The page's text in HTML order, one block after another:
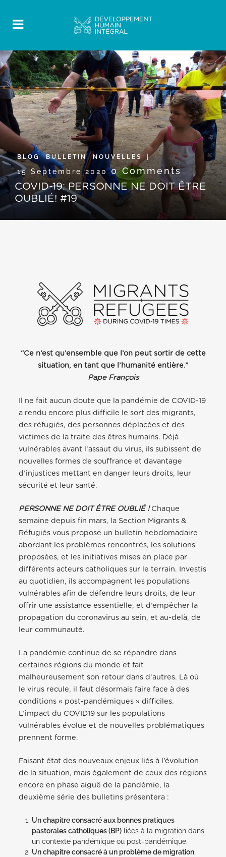
BLOG,BULLETIN,NOUVELLES
15 Septembre 20200 Comments
COVID-19: PERSONNE NE DOIT ÊTRE
OUBLIÉ! #19
“Ce n’est qu’ensemble que l’on peut sortir de cette
situation, en tant que l’humanité entière.”
Pape François
Il ne fait aucun doute que la pandémie de COVID-19
a rendu encore plus difficile le sort des migrants,
des réfugiés, des personnes déplacées et des
victimes de la traite des êtres humains. Déjà
vulnérables avant l’assaut du virus, ils subissent de
nouvelles formes de souffrance et davantage
d’injustices mettant en danger leurs droits, leur
sécurité et leur santé.
PERSONNE NE DOIT ÊTRE OUBLIÉ !Chaque
semaine depuis fin mars, la Section Migrants &
Réfugiés vous propose un bulletin hebdomadaire
abordant les problèmes rencontrés, les solutions
proposées, et les initiatives mises en place par
différents acteurs catholiques sur le terrain. Investis
au quotidien, ils accompagnent les populations
vulnérables afin de défendre leurs droits, de leur
offrir une assistance essentielle, et d’empêcher la
propagation du coronavirus au sein, et au-delà, de
leur communauté.
La pandémie continue de se répandre dans
certaines régions du monde et fait
malheureusement son retour dans d’autres. Là où
le virus recule, il faut désormais faire face à des
conditions « post-pandémiques » difficiles.
L’impact du COVID19 sur les populations
vulnérables évolue et de nouvelles problématiques
prennent forme.
Faisant état des nouveaux enjeux liés à l’évolution
de la situation, mais également de ceux des régions
encore en phase aiguë de la pandémie, la
deuxième série des bulletins présentera :
Un chapitre consacré aux bonnes pratiques
pastorales catholiques (BP) liées à la migration dans
un contexte pandémique ou post-pandémique.
Un chapitre consacré à un problème de migration